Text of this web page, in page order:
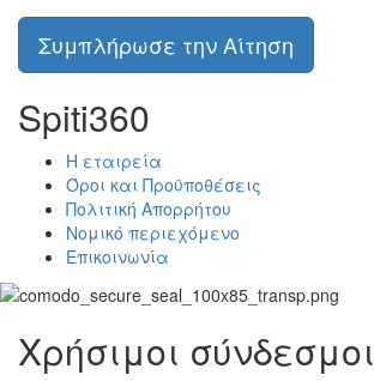
Συμπλήρωσε την Αίτηση
Spiti360
Η εταιρεία
Όροι και Προϋποθέσεις
Πολιτική Απορρήτου
Νομικό περιεχόμενο
Επικοινωνία
Χρήσιμοι σύνδεσμοι